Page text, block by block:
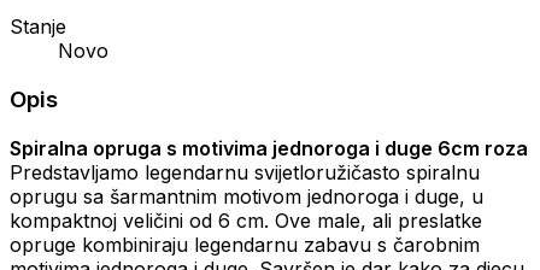
Stanje
Novo
Opis
Spiralna opruga s motivima jednoroga i duge 6cm roza
Predstavljamo legendarnu svijetloružičasto spiralnu
oprugu sa šarmantnim motivom jednoroga i duge, u
kompaktnoj veličini od 6 cm. Ove male, ali preslatke
opruge kombiniraju legendarnu zabavu s čarobnim